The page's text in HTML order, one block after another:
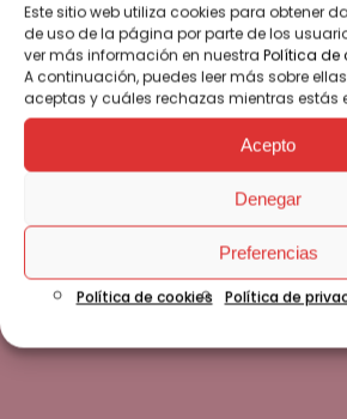
Este sitio web utiliza cookies para obtener
de uso de la página por parte de los
ver más información en nuestra Política de
A continuación, puedes leer más sobre
aceptas y cuáles rechazas mientras estás
Acepto
Denegar
Preferencias
Política de cookies Política de